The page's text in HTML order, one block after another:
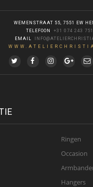
WEMENSTRAAT 55, 7551 EW
TELEFOON
+31 074 243
EMAIL
Ringen
Occasion
Hangers